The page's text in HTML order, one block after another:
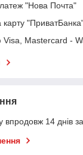
"Нова Почта"
Visa, Mastercard -
впродовж 14 днів